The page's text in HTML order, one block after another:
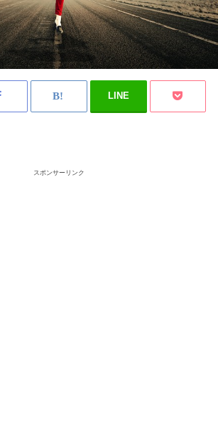
LINE
スポンサーリンク